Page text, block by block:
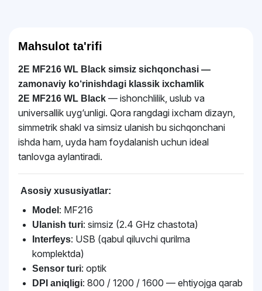
Mahsulot ta'rifi
2E MF216 WL Black simsiz sichqonchasi —
zamonaviy ko‘rinishdagi klassik ixchamlik
2E MF216 WL Black — ishonchlilik, uslub va
universallik uyg‘unligi. Qora rangdagi ixcham dizayn,
simmetrik shakl va simsiz ulanish bu sichqonchani
ishda ham, uyda ham foydalanish uchun ideal
tanlovga aylantiradi.
Asosiy xususiyatlar:
Model : MF216
Ulanish turi: simsiz (2.4 GHz chastota)
Interfeys: USB (qabul qiluvchi qurilma
komplektda)
Sensor turi: optik
DPI aniqligi: 800 / 1200 / 1600 — ehtiyojga qarab